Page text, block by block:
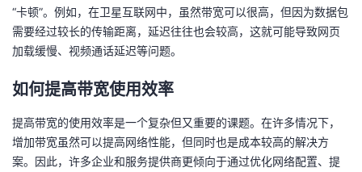
“卡顿”。例如，在卫星互联网中，虽然带宽可以很高，但因为数据包
需要经过较长的传输距离，延迟往往也会较高，这就可能导致网页
加载缓慢、视频通话延迟等问题。
如何提高带宽使用效率
提高带宽的使用效率是一个复杂但又重要的课题。在许多情况下，
增加带宽虽然可以提高网络性能，但同时也是成本较高的解决方
案。因此，许多企业和服务提供商更倾向于通过优化网络配置、提